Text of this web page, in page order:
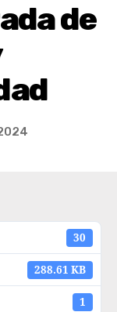
de
30
288.61 KB
1